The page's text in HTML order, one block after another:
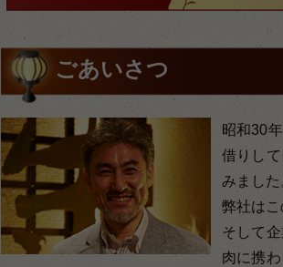
ごあいさつ
昭和30
借りし
みました
弊社は
そして
肉に携